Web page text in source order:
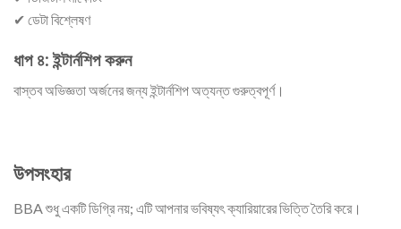
✔ ডেটা বিশ্লেষণ
ধাপ ৪: ইন্টার্নশিপ করুন
বাস্তব অভিজ্ঞতা অর্জনের জন্য ইন্টার্নশিপ অত্যন্ত গুরুত্বপূর্ণ।
উপসংহার
BBA শুধু একটি ডিগ্রি নয়; এটি আপনার ভবিষ্যৎ ক্যারিয়ারের ভিত্তি তৈরি করে।